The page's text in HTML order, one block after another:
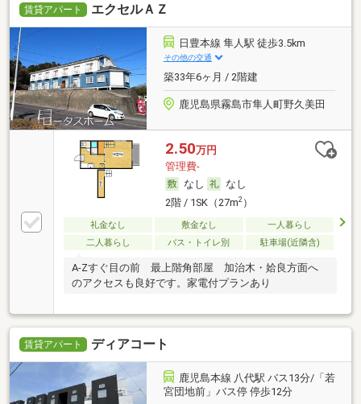
賃貸アパート エクセルＡＺ
日豊本線 隼人駅 徒歩3.5km
その他の交通
築33年6ヶ月 / 2階建
鹿児島県霧島市隼人町野久美田
2.50万円
管理費-
なし
なし
2階 / 1SK（27m2）
礼金なし 敷金なし
一人暮らし
二人暮らし
バス・トイレ別 駐車場(近隣含)
A-Zすぐ目の前 最上階角部屋 加治木・姶良方面へ
のアクセスも良好です。家電付プランあり
賃貸アパート ディアコート
鹿児島本線 八代駅 バス13分/「若
宮団地前」バス停 停歩12分